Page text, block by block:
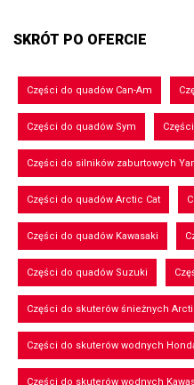
SKRÓT PO OFERCIE
Części do quadów Can-Am
Części do quadów Sym
Części do silników zaburtowych
Części do quadów Arctic Cat
Części do quadów Kawasaki
Części do quadów Suzuki
Części do skuterów śnieżnych
Części do skuterów wodnych
Części do skuterów wodnych